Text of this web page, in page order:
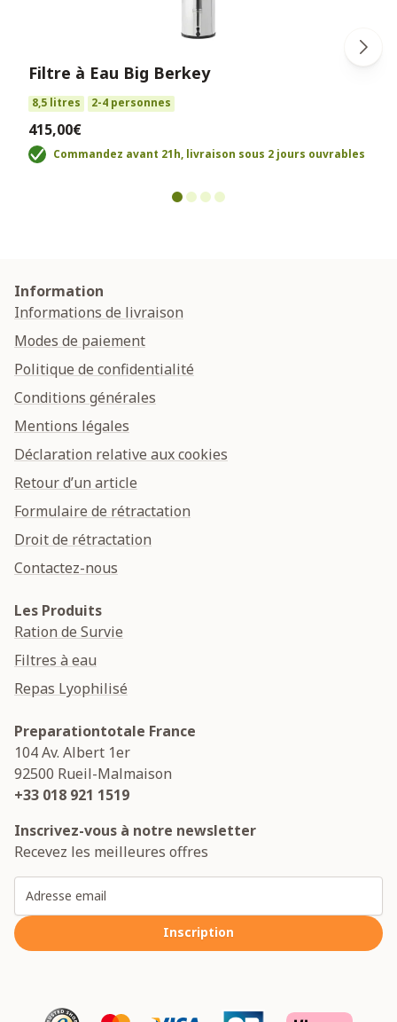
Filtre à Eau Big Berkey
8,5 litres 2-4 personnes
415,00€
Commandez avant 21h, livraison sous 2 jours ouvrables
Information
Informations de livraison
Modes de paiement
Politique de confidentialité
Conditions générales
Mentions légales
Déclaration relative aux cookies
Retour d’un article
Formulaire de rétractation
Droit de rétractation
Contactez-nous
Les Produits
Ration de Survie
Filtres à eau
Repas Lyophilisé
Preparationtotale France
104 Av. Albert 1er
92500 Rueil-Malmaison
+33 018 921 1519
Inscrivez-vous à notre newsletter
Recevez les meilleures offres
Inscription